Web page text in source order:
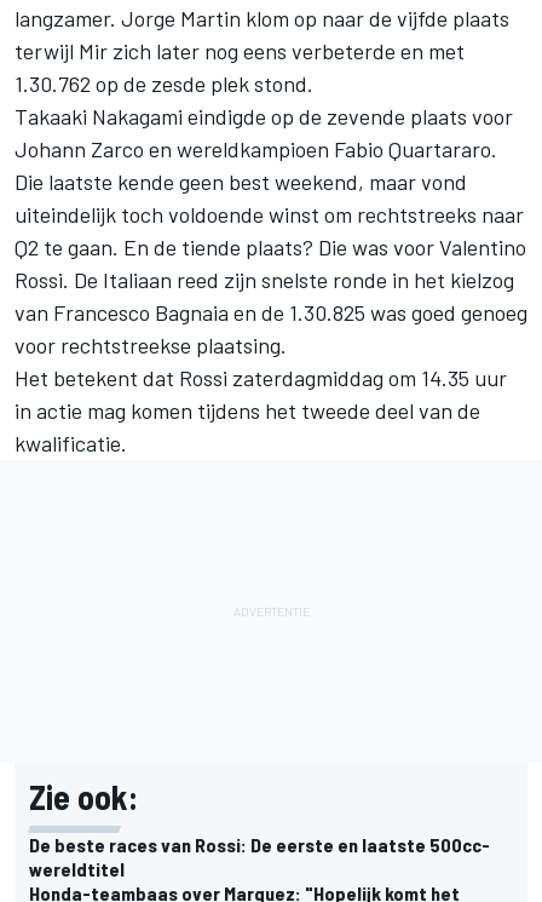
langzamer. Jorge Martin klom op naar de vijfde plaats
terwijl Mir zich later nog eens verbeterde en met
1.30.762 op de zesde plek stond.
Takaaki Nakagami eindigde op de zevende plaats voor
Johann Zarco en wereldkampioen Fabio Quartararo.
Die laatste kende geen best weekend, maar vond
uiteindelijk toch voldoende winst om rechtstreeks naar
Q2 te gaan. En de tiende plaats? Die was voorValentino
Rossi. De Italiaan reed zijn snelste ronde in het kielzog
van Francesco Bagnaia en de 1.30.825 was goed genoeg
voor rechtstreekse plaatsing.
Het betekent dat Rossi zaterdagmiddag om 14.35 uur
in actie mag komen tijdens het tweede deel van de
kwalificatie.
Zie ook:
De beste races van Rossi: De eerste en laatste 500cc-
wereldtitel
Honda-teambaas over Marquez: "Hopelijk komt het